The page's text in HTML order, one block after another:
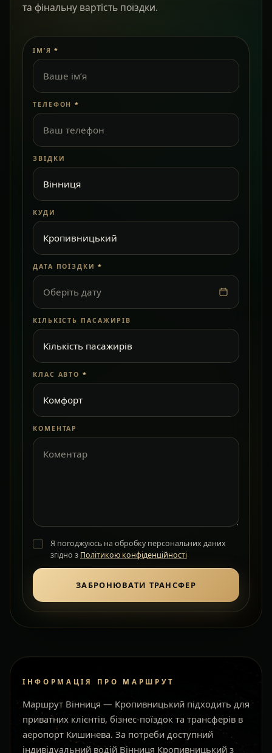
та фінальну вартість поїздки.
ІМ’Я *
ТЕЛЕФОН *
ЗВІДКИ
КУДИ
ДАТА ПОЇЗДКИ *
Оберіть дату
КІЛЬКІСТЬ ПАСАЖИРІВ
КЛАС АВТО *
КОМЕНТАР
Я погоджуюсь на обробку персональних даних
згідно з Політикою конфіденційності
ЗАБРОНЮВАТИ ТРАНСФЕР
ІНФОРМАЦІЯ ПРО МАРШРУТ
Маршрут Вінниця — Кропивницький підходить для
приватних клієнтів, бізнес-поїздок та трансферів в
аеропорт Кишинева. За потреби доступний
індивідуальний водій Вінниця Кропивницький з